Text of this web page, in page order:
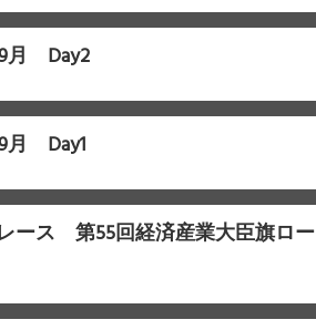
月 Day2
月 Day1
ース 第55回経済産業大臣旗ロー